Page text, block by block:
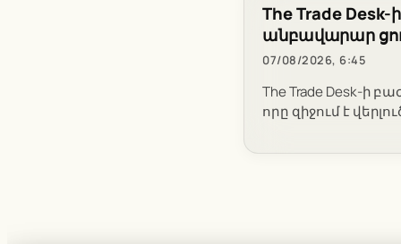
The Trade
անբավարար
07/08/2026, 6:45
The Trade Desk-ի
որը զիջում է